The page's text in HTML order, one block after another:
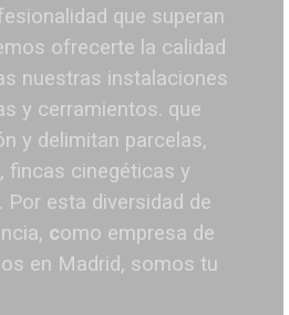
que superan
ofrecerte la calidad
nuestras instalaciones
y cerramientos. que
y delimitan parcelas,
fincas cinegéticas y
Por esta diversidad de
como empresa de
en Madrid, somos tu